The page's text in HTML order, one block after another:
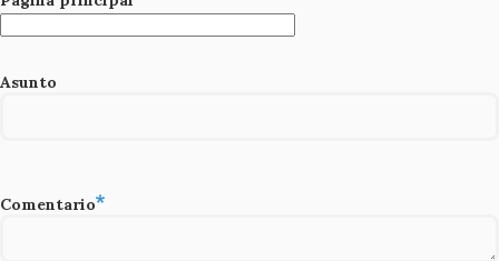
Asunto
Comentario